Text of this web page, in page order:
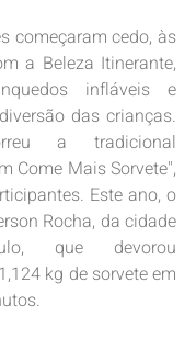
começaram cedo, às
a Beleza Itinerante,
infláveis e
das crianças.
a tradicional
Come Mais Sorvete",
Este ano, o
Rocha, da cidade
que devorou
kg de sorvete em